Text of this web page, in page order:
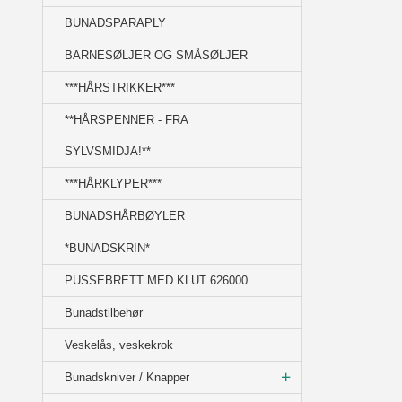
BUNADSPARAPLY
BARNESØLJER OG SMÅSØLJER
***HÅRSTRIKKER***
**HÅRSPENNER - FRA
SYLVSMIDJA!**
***HÅRKLYPER***
BUNADSHÅRBØYLER
*BUNADSKRIN*
PUSSEBRETT MED KLUT 626000
Bunadstilbehør
Veskelås, veskekrok
Bunadskniver / Knapper